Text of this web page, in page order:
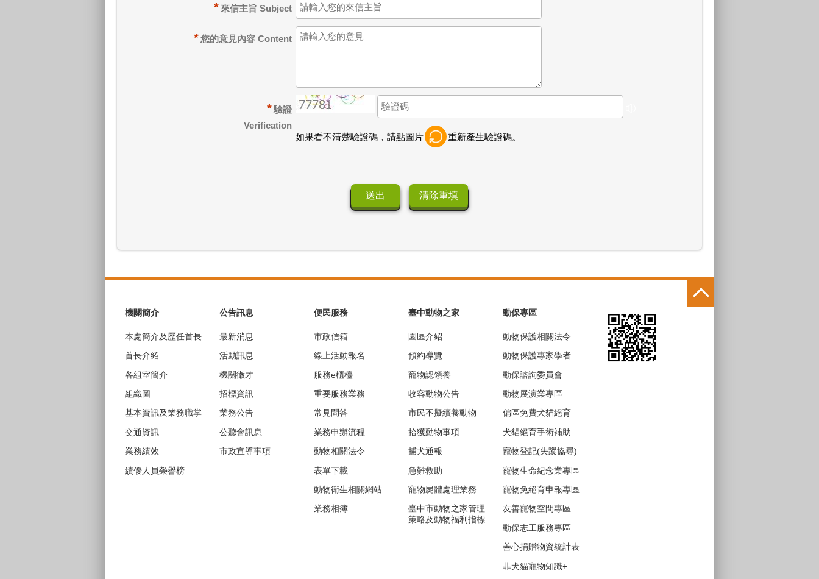
* 來信主旨 Subject
*您的意見內容 Content
*驗證
Verification
如果看不清楚驗證碼，請點圖片
重新產生驗證碼。
機關簡介
本處簡介及歷任首長
首長介紹
各組室簡介
組織圖
基本資訊及業務職掌
交通資訊
業務績效
績優人員榮譽榜
公告訊息
最新消息
活動訊息
機關徵才
招標資訊
業務公告
公聽會訊息
市政宣導事項
便民服務
市政信箱
線上活動報名
服務e櫃檯
重要服務業務
常見問答
業務申辦流程
動物相關法令
表單下載
動物衛生相關網站
業務相簿
臺中動物之家
園區介紹
預約導覽
寵物認領養
收容動物公告
市民不擬續養動物
拾獲動物事項
捕犬通報
急難救助
寵物屍體處理業務
臺中市動物之家管理
策略及動物福利指標
動保專區
動物保護相關法令
動物保護專家學者
動保諮詢委員會
動物展演業專區
偏區免費犬貓絕育
犬貓絕育手術補助
寵物登記(失蹤協尋)
寵物生命紀念業專區
寵物免絕育申報專區
友善寵物空間專區
動保志工服務專區
善心捐贈物資統計表
非犬貓寵物知識+